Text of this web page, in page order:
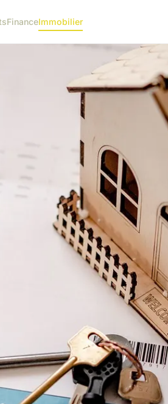
FinanceImmobilier